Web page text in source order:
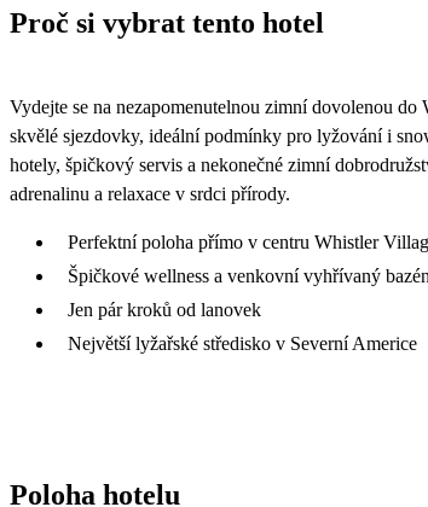
Proč si vybrat tento hotel
Vydejte se na nezapomenutelnou zimní dovolenou
skvělé sjezdovky, ideální podmínky pro lyžování i
hotely, špičkový servis a nekonečné zimní
adrenalinu a relaxace v srdci přírody.
Perfektní poloha přímo v centru Whistler
Špičkové wellness a venkovní vyhřívaný bazén
Jen pár kroků od lanovek
Největší lyžařské středisko v Severní Americe
Poloha hotelu